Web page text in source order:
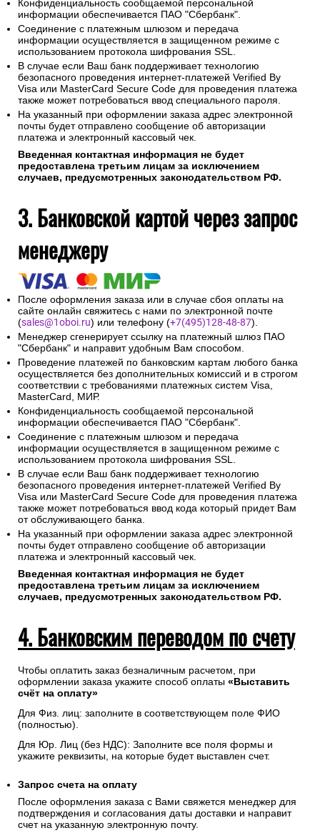
Конфиденциальность сообщаемой персональной
информации обеспечивается ПАО "Сбербанк".
Соединение с платежным шлюзом и передача
информации осуществляется в защищенном режиме с
использованием протокола шифрования SSL.
В случае если Ваш банк поддерживает технологию
безопасного проведения интернет-платежей Verified By
Visa или MasterCard Secure Code для проведения платежа
также может потребоваться ввод специального пароля.
На указанный при оформлении заказа адрес электронной
почты будет отправлено сообщение об авторизации
платежа и электронный кассовый чек.
Введенная контактная информация не будет
предоставлена третьим лицам за исключением
случаев, предусмотренных законодательством РФ.
3. Банковской картой через запрос
менеджеру
После оформления заказа или в случае сбоя оплаты на
сайте онлайн свяжитесь с нами по электронной почте
(sales@1oboi.ru) или телефону (+7(495)128-48-87).
Менеджер сгенерирует ссылку на платежный шлюз ПАО
"Сбербанк" и направит удобным Вам способом.
Проведение платежей по банковским картам любого банка
осуществляется без дополнительных комиссий и в строгом
соответствии с требованиями платежных систем Visa,
MasterCard, МИР.
Конфиденциальность сообщаемой персональной
информации обеспечивается ПАО "Сбербанк".
Соединение с платежным шлюзом и передача
информации осуществляется в защищенном режиме с
использованием протокола шифрования SSL.
В случае если Ваш банк поддерживает технологию
безопасного проведения интернет-платежей Verified By
Visa или MasterCard Secure Code для проведения платежа
также может потребоваться ввод кода который придет Вам
от обслуживающего банка.
На указанный при оформлении заказа адрес электронной
почты будет отправлено сообщение об авторизации
платежа и электронный кассовый чек.
Введенная контактная информация не будет
предоставлена третьим лицам за исключением
случаев, предусмотренных законодательством РФ.
4. Банковским переводом по счету
Чтобы оплатить заказ безналичным расчетом, при
оформлении заказа укажите способ оплаты «Выставить
счёт на оплату»
Для Физ. лиц: заполните в соответствующем поле ФИО
(полностью).
Для Юр. Лиц (без НДС): Заполните все поля формы и
укажите реквизиты, на которые будет выставлен счет.
Запрос счета на оплату
После оформления заказа с Вами свяжется менеджер для
подтверждения и согласования даты доставки и направит
счет на указанную электронную почту.